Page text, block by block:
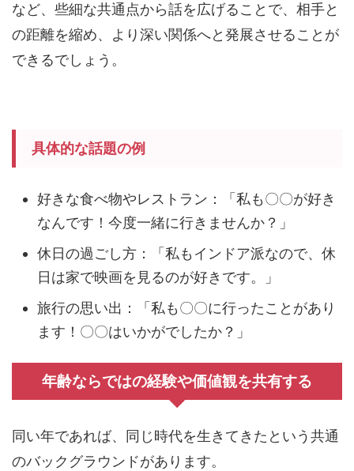
など、些細な共通点から話を広げることで、相手と
の距離を縮め、より深い関係へと発展させることが
できるでしょう。
具体的な話題の例
好きな食べ物やレストラン：「私も〇〇が好き
なんです！今度一緒に行きませんか？」
休日の過ごし方：「私もインドア派なので、休
日は家で映画を見るのが好きです。」
旅行の思い出：「私も〇〇に行ったことがあり
ます！〇〇はいかがでしたか？」
年齢ならではの経験や価値観を共有する
同い年であれば、同じ時代を生きてきたという共通
のバックグラウンドがあります。